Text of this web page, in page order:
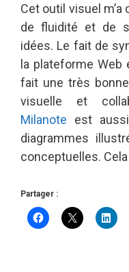
Cet outil visuel
de fluidité et de
idées. Le fait de
la plateforme Web
fait une très
visuelle et
Milanote est
diagrammes
conceptuelles. Cela
Partager :